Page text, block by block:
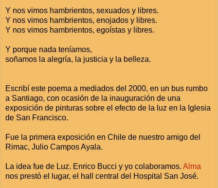
Y nos vimos hambrientos, sexuados y libres.
Y nos vimos hambrientos, enojados y libres.
Y nos vimos hambrientos, egoístas y libres.
Y porque nada teníamos,
soñamos la alegría, la justicia y la belleza.
Escribí este poema a mediados del 2000, en un bus rumbo
a Santiago, con ocasión de la inauguración de una
exposición de pinturas sobre el efecto de la luz en la Iglesia
de San Francisco.
Fue la primera exposición en Chile de nuestro amigo del
Rimac, Julio Campos Ayala.
La idea fue de Luz. Enrico Bucci y yo colaboramos. Alma
nos prestó el lugar, el hall central del Hospital San José.